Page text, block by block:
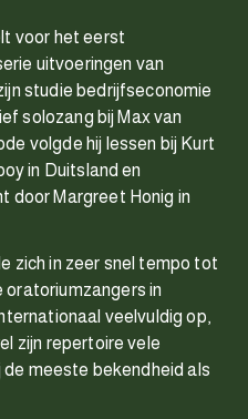
voor het eerst
uitvoeringen van
studie bedrijfseconomie
solozang bij Max van
volgde hij lessen bij Kurt
in Duitsland en
door Margreet Honig in
zich in zeer snel tempo tot
in
veelvuldig op,
zijn repertoire vele
meeste bekendheid als